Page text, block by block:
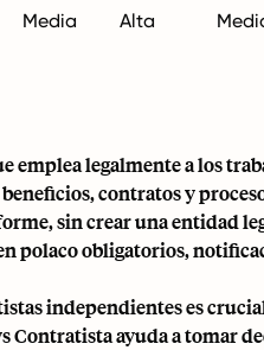
Media Alta
emplea legalmente a los
contratos y
sin crear una entidad
polaco obligatorios,
independienteses
Contratista ayuda a tomar